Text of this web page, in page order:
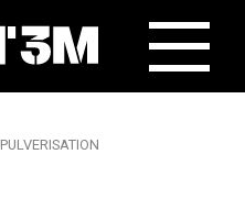
PULVERISATION